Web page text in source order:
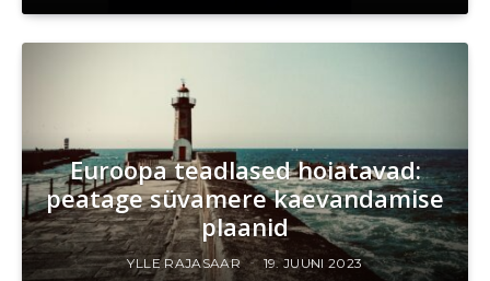
Euroopa teadlased hoiatavad:
peatage süvamere kaevandamise
plaanid
YLLE RAJASAAR 19. JUUNI 2023